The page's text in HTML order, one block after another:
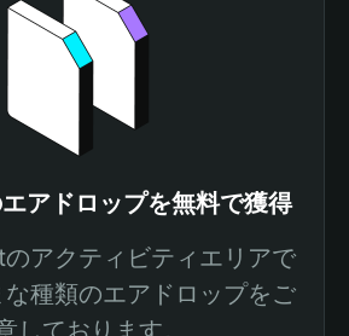
アドロップを無料で獲得
アクティビティエリアで
種類のエアドロップをご
しております。